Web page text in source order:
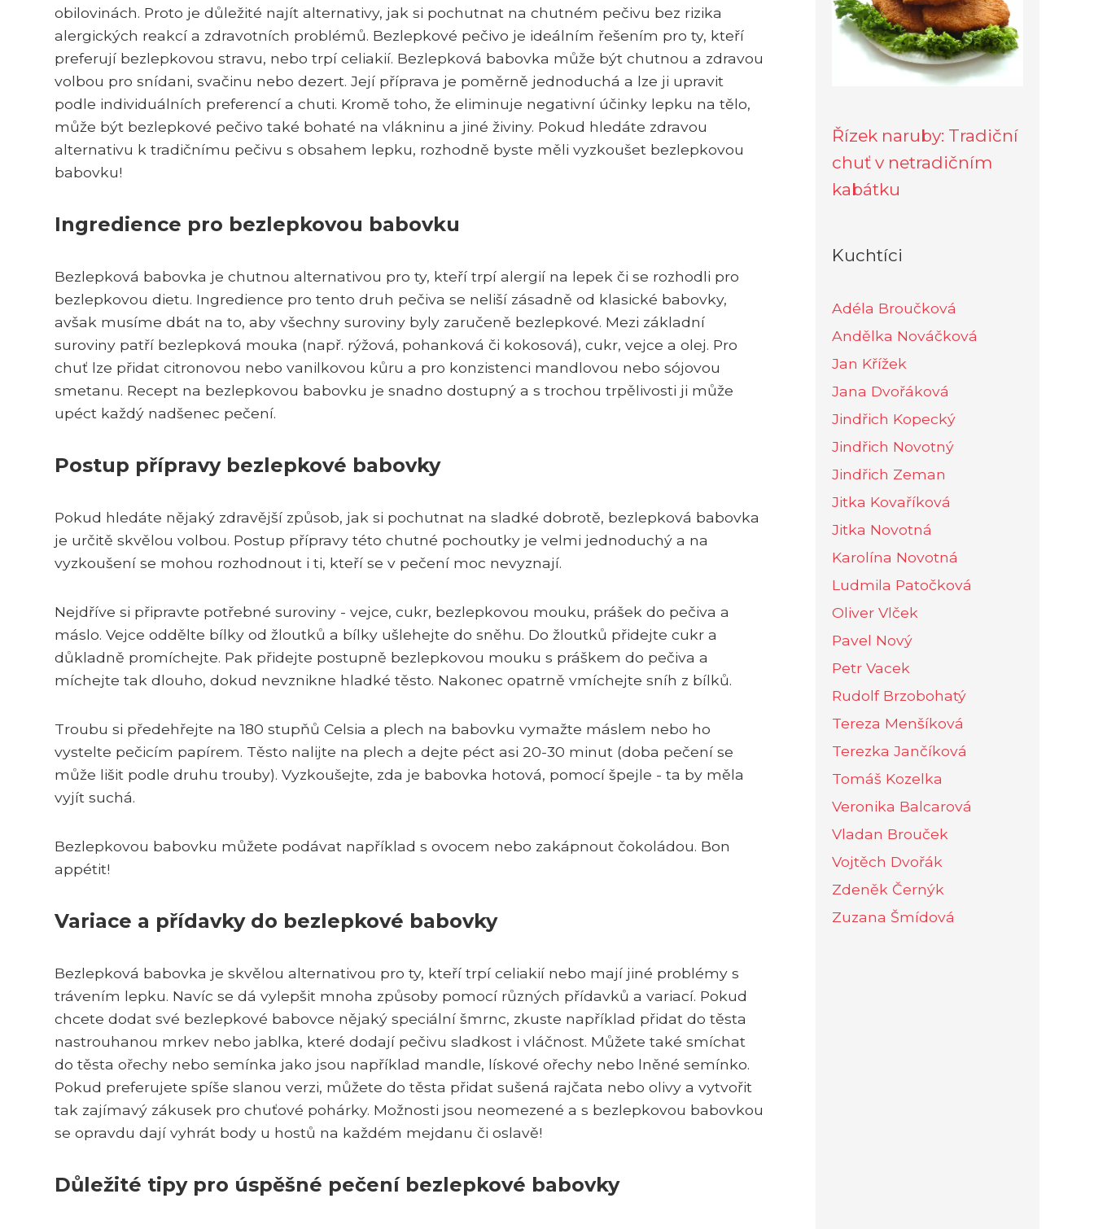
obilovinách. Proto je důležité najít alternativy, jak si pochutnat na chutném pečivu bez rizika
alergických reakcí a zdravotních problémů. Bezlepkové pečivo je ideálním řešením pro ty, kteří
preferují bezlepkovou stravu, nebo trpí celiakií. Bezlepková babovka může být chutnou a zdravou
volbou pro snídani, svačinu nebo dezert. Její příprava je poměrně jednoduchá a lze ji upravit
podle individuálních preferencí a chuti. Kromě toho, že eliminuje negativní účinky lepku na tělo,
může být bezlepkové pečivo také bohaté na vlákninu a jiné živiny. Pokud hledáte zdravou
alternativu k tradičnímu pečivu s obsahem lepku, rozhodně byste měli vyzkoušet bezlepkovou
babovku!
Ingredience pro bezlepkovou babovku
Bezlepková babovka je chutnou alternativou pro ty, kteří trpí alergií na lepek či se rozhodli pro
bezlepkovou dietu. Ingredience pro tento druh pečiva se neliší zásadně od klasické babovky,
avšak musíme dbát na to, aby všechny suroviny byly zaručeně bezlepkové. Mezi základní
suroviny patří bezlepková mouka (např. rýžová, pohanková či kokosová), cukr, vejce a olej. Pro
chuť lze přidat citronovou nebo vanilkovou kůru a pro konzistenci mandlovou nebo sójovou
smetanu. Recept na bezlepkovou babovku je snadno dostupný a s trochou trpělivosti ji může
upéct každý nadšenec pečení.
Postup přípravy bezlepkové babovky
Pokud hledáte nějaký zdravější způsob, jak si pochutnat na sladké dobrotě, bezlepková babovka
je určitě skvělou volbou. Postup přípravy této chutné pochoutky je velmi jednoduchý a na
vyzkoušení se mohou rozhodnout i ti, kteří se v pečení moc nevyznají.
Nejdříve si připravte potřebné suroviny - vejce, cukr, bezlepkovou mouku, prášek do pečiva a
máslo. Vejce oddělte bílky od žloutků a bílky ušlehejte do sněhu. Do žloutků přidejte cukr a
důkladně promíchejte. Pak přidejte postupně bezlepkovou mouku s práškem do pečiva a
míchejte tak dlouho, dokud nevznikne hladké těsto. Nakonec opatrně vmíchejte sníh z bílků.
Troubu si předehřejte na 180 stupňů Celsia a plech na babovku vymažte máslem nebo ho
vystelte pečicím papírem. Těsto nalijte na plech a dejte péct asi 20-30 minut (doba pečení se
může lišit podle druhu trouby). Vyzkoušejte, zda je babovka hotová, pomocí špejle - ta by měla
vyjít suchá.
Bezlepkovou babovku můžete podávat například s ovocem nebo zakápnout čokoládou. Bon
appétit!
Variace a přídavky do bezlepkové babovky
Bezlepková babovka je skvělou alternativou pro ty, kteří trpí celiakií nebo mají jiné problémy s
trávením lepku. Navíc se dá vylepšit mnoha způsoby pomocí různých přídavků a variací. Pokud
chcete dodat své bezlepkové babovce nějaký speciální šmrnc, zkuste například přidat do těsta
nastrouhanou mrkev nebo jablka, které dodají pečivu sladkost i vláčnost. Můžete také smíchat
do těsta ořechy nebo semínka jako jsou například mandle, lískové ořechy nebo lněné semínko.
Pokud preferujete spíše slanou verzi, můžete do těsta přidat sušená rajčata nebo olivy a vytvořit
tak zajímavý zákusek pro chuťové pohárky. Možnosti jsou neomezené a s bezlepkovou babovkou
se opravdu dají vyhrát body u hostů na každém mejdanu či oslavě!
Důležité tipy pro úspěšné pečení bezlepkové babovky
Řízek naruby: Tradiční
chuť v netradičním
kabátku
Kuchtíci
Adéla Broučková
Andělka Nováčková
Jan Křížek
Jana Dvořáková
Jindřich Kopecký
Jindřich Novotný
Jindřich Zeman
Jitka Kovaříková
Jitka Novotná
Karolína Novotná
Ludmila Patočková
Oliver Vlček
Pavel Nový
Petr Vacek
Rudolf Brzobohatý
Tereza Menšíková
Terezka Jančíková
Tomáš Kozelka
Veronika Balcarová
Vladan Brouček
Vojtěch Dvořák
Zdeněk Černýk
Zuzana Šmídová